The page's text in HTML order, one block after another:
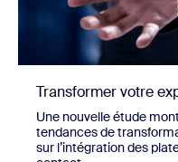
Transformer votre
Une nouvelle étude
tendances de
sur l’intégration des